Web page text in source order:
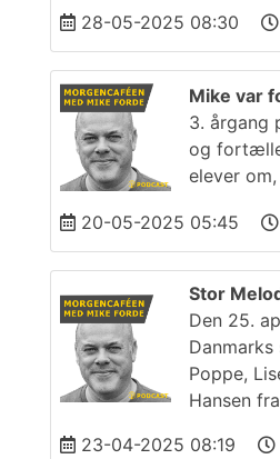
28-05-2025 08:30
Mike var
3. årgang
og
elever
20-05-2025 05:45
Stor
Den 25.
Poppe,
Hansen
23-04-2025 08:19